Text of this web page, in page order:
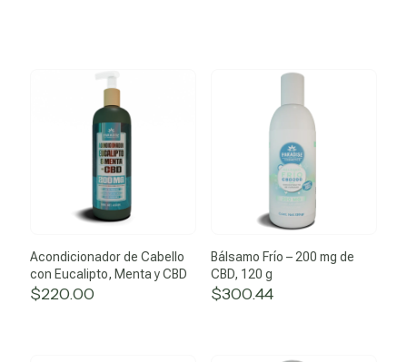
Acondicionador de Cabello
con Eucalipto, Menta y CBD
$220.00
Bálsamo Frío – 200 mg de
CBD, 120 g
$300.44